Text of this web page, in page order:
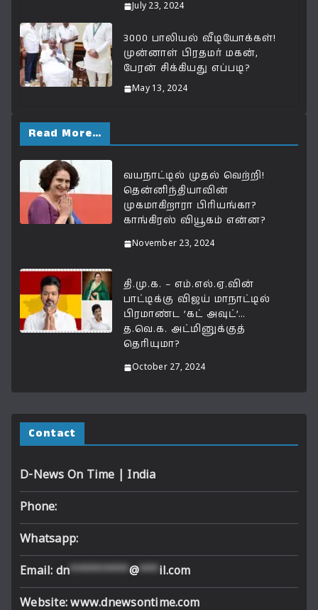
July 23, 2024
3000 பாலியல் வீடியோக்கள்!
முன்னாள் பிரதமர் மகன்,
பேரன் சிக்கியது எப்படி?
May 13, 2024
Read More…
வயநாட்டில் முதல் வெற்றி!
தென்னிந்தியாவின்
முகமாகிறாரா பிரியங்கா?
காங்கிரஸ் வியூகம் என்ன?
November 23, 2024
தி.மு.க. – எம்.எல்.ஏ.வின்
பாட்டிக்கு விஜய் மாநாட்டில்
பிரமாண்ட ’கட் அவுட்’…
த.வெ.க. அட்மினுக்குத்
தெரியுமா?
October 27, 2024
Contact
D-News On Time | India
Phone:
Whatsapp:
Email: dn*********@***il.com
Website: www.dnewsontime.com